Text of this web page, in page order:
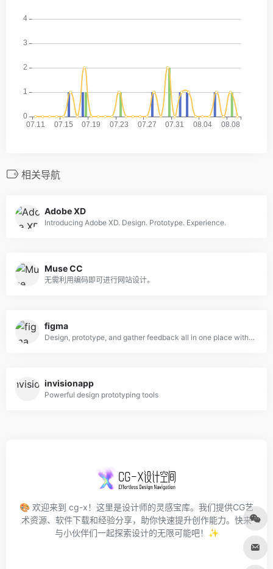
相关导航
Adobe XD
Introducing Adobe XD. Design. Prototype. Experience.
Muse CC
无需利用编码即可进行网站设计。
figma
Design, prototype, and gather feedback all in one place with Figma.
invisionapp
Powerful design prototyping tools
🎨 欢迎来到 cg-x！这里是设计师的灵感宝库。我们提供CG艺
术资源、软件下载和经验分享，助你快速提升创作能力。快来
与小伙伴们一起探索设计的无限可能吧！✨